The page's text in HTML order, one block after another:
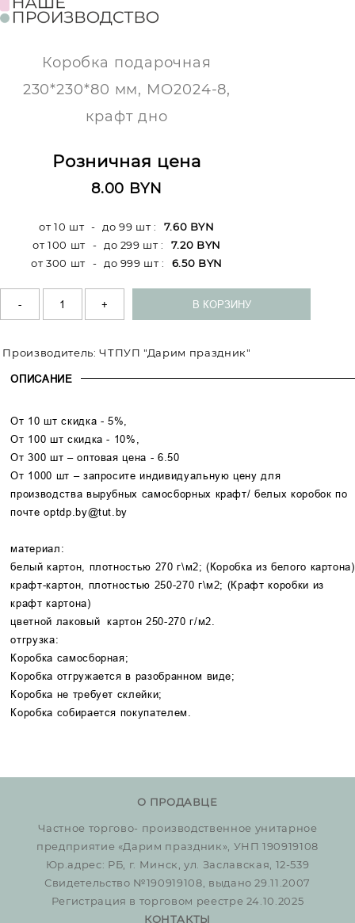
Коробка подарочная
230*230*80 мм, МО2024-8,
крафт дно
Розничная цена
8.00 BYN
от 10 шт - до 99 шт:
7.60 BYN
от 100 шт - до 299 шт:
7.20 BYN
от 300 шт - до 999 шт: 6.50 BYN
Производитель:ЧТПУП "Дарим праздник"
ОПИСАНИЕ
От 10 шт скидка - 5%,
От 100 шт скидка - 10%,
От 300 шт – оптовая цена - 6.50
От 1000 шт – запросите индивидуальную цену для
производства вырубных самосборных крафт/ белых коробок по
почтеoptdp.by@tut.by
материал:
белый картон, плотностью 270 г\м2; (Коробка из белого картона)
крафт-картон, плотностью 250-270 г\м2; (Крафт коробки из
крафт картона)
цветной лаковый картон 250-270 г/м2.
отгрузка:
Коробка самосборная;
Коробка отгружается в разобранном виде;
Коробка не требует склейки;
Коробка собирается покупателем.
О ПРОДАВЦЕ
Частное торгово- производственное унитарное
предприятие «Дарим праздник», УНП 190919108
Юр.адрес: РБ, г. Минск, ул. Заславская, 12-539
Свидетельство №190919108, выдано 29.11.2007
Регистрация в торговом реестре 24.10.2025
КОНТАКТЫ